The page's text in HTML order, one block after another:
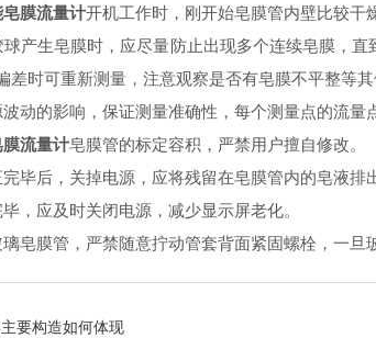
膜流量计开机工作时，刚开始皂膜管内壁比较干燥
球产生皂膜时，应尽量防止出现多个连续皂膜
时可重新测量，注意观察是否有皂膜不平整等其他因
的影响，保证测量准确性，每个测量点的流量点至
流量计皂膜管的标定容积，严禁用户擅自修改。
后，关掉电源，应将残留在皂膜管内的皂液排出
，应及时关闭电源，减少显示屏老化。
膜管，严禁随意拧动管套背面紧固螺栓，一旦
要构造如何体现